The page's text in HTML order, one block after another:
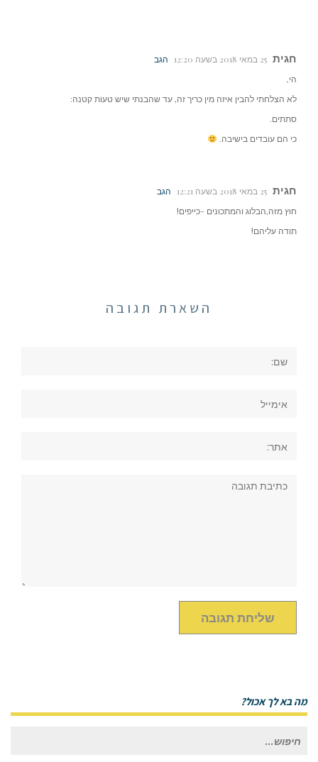
חגית 25 במאי 2018 בשעה 12:20
הגב
הי,
לא הצלחתי להבין איזה מין כריך זה, עד שהבנתי שיש טעות קטנה:
סתתים.
כי הם עובדים בישיבה.
חגית 25 במאי 2018 בשעה 12:21
הגב
חוץ מזה,הבלוג והמתכונים -כייפים!
תודה עליהם!
השארת תגובה
מה בא לך אכול?